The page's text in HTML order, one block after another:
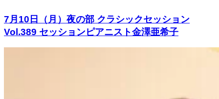
7月10日（月）夜の部 クラシックセッション
Vol.389 セッションピアニスト金澤亜希子